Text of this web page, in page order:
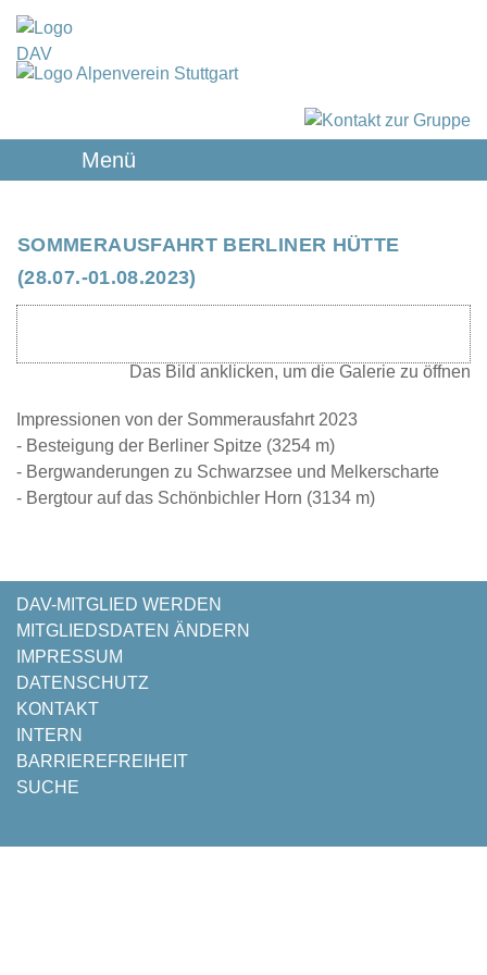
Menü
SOMMERAUSFAHRT BERLINER HÜTTE
(28.07.-01.08.2023)
Impressionen von der Sommerausfahrt 2023
- Besteigung der Berliner Spitze (3254 m)
- Bergwanderungen zu Schwarzsee und Melkerscharte
- Bergtour auf das Schönbichler Horn (3134 m)
NAVIGATION
ÜBERSPRINGEN
DAV-MITGLIED WERDEN
MITGLIEDSDATEN ÄNDERN
IMPRESSUM
DATENSCHUTZ
KONTAKT
INTERN
BARRIEREFREIHEIT
SUCHE